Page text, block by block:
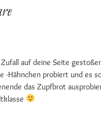
Zufall auf deine Seite
-Hähnchen probiert und es
das Zupfbrot